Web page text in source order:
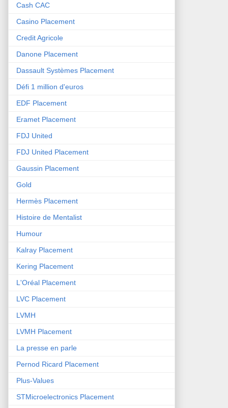
Cash CAC
Casino Placement
Credit Agricole
Danone Placement
Dassault Systèmes Placement
Défi 1 million d'euros
EDF Placement
Eramet Placement
FDJ United
FDJ United Placement
Gaussin Placement
Gold
Hermès Placement
Histoire de Mentalist
Humour
Kalray Placement
Kering Placement
L'Oréal Placement
LVC Placement
LVMH
LVMH Placement
La presse en parle
Pernod Ricard Placement
Plus-Values
STMicroelectronics Placement